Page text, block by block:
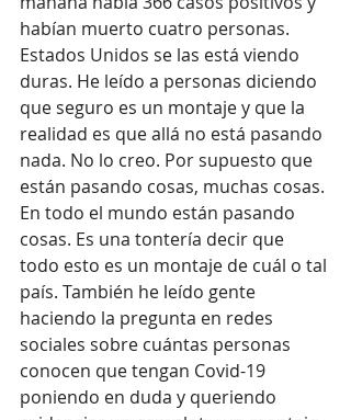
habían muerto cuatro personas.
Estados Unidos se las está viendo
duras. He leído a personas diciendo
que seguro es un montaje y que la
realidad es que allá no está pasando
nada. No lo creo. Por supuesto que
están pasando cosas, muchas cosas.
En todo el mundo están pasando
cosas. Es una tontería decir que
todo esto es un montaje de cuál o tal
país. También he leído gente
haciendo la pregunta en redes
sociales sobre cuántas personas
conocen que tengan Covid-19
poniendo en duda y queriendo